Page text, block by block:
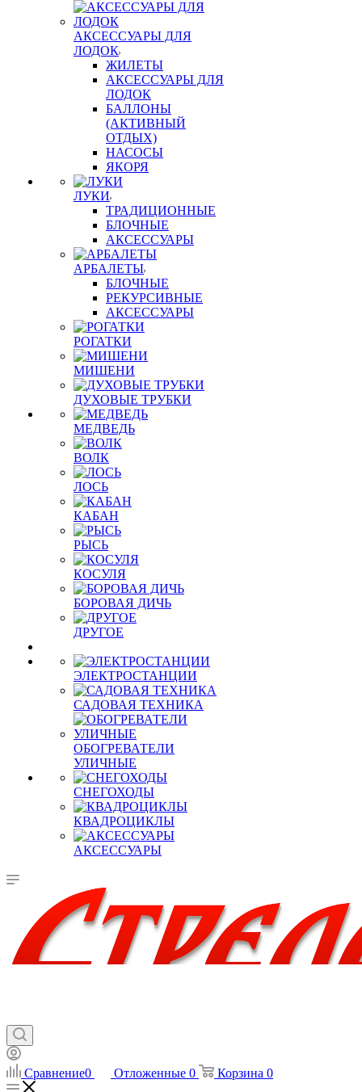
АКСЕССУАРЫ ДЛЯ
ЛОДОК
ЖИЛЕТЫ
АКСЕССУАРЫ ДЛЯ
ЛОДОК
БАЛЛОНЫ
(АКТИВНЫЙ
ОТДЫХ)
НАСОСЫ
ЯКОРЯ
ЛУКИ
ТРАДИЦИОННЫЕ
БЛОЧНЫЕ
АКСЕССУАРЫ
АРБАЛЕТЫ
БЛОЧНЫЕ
РЕКУРСИВНЫЕ
АКСЕССУАРЫ
РОГАТКИ
МИШЕНИ
ДУХОВЫЕ ТРУБКИ
МЕДВЕДЬ
ВОЛК
ЛОСЬ
КАБАН
РЫСЬ
КОСУЛЯ
БОРОВАЯ ДИЧЬ
ДРУГОЕ
ЭЛЕКТРОСТАНЦИИ
САДОВАЯ ТЕХНИКА
ОБОГРЕВАТЕЛИ
УЛИЧНЫЕ
СНЕГОХОДЫ
КВАДРОЦИКЛЫ
АКСЕССУАРЫ
Сравнение0 Отложенные 0 Корзина 0